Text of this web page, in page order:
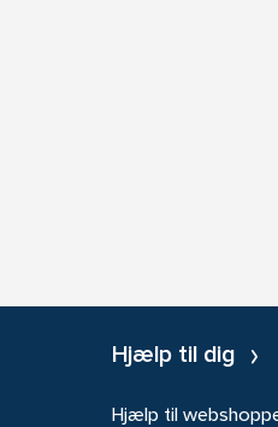
Hjælp til dig
Hjælp til